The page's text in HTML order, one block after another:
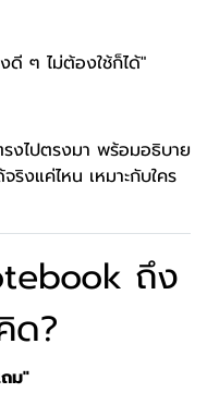
ดี ๆ ไม่ต้องใช้ก็ได้"
งไปตรงมา พร้อมอธิบาย
งแค่ไหน เหมาะกับใคร
ถึง
ด?
ม"